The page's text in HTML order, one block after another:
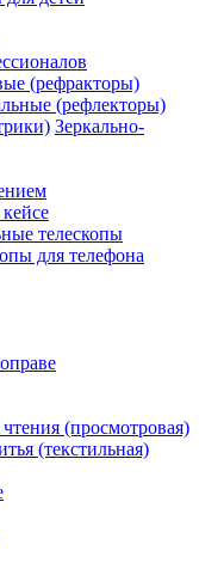
(рефракторы)
(рефлекторы)
Зеркально-
телескопы
для телефона
(просмотровая)
(текстильная)